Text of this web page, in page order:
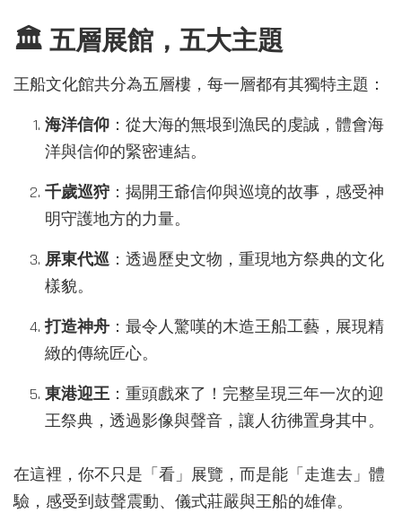
🏛 五層展館，五大主題
王船文化館共分為五層樓，每一層都有其獨特主題：
海洋信仰 ：從大海的無垠到漁民的虔誠，體會海
洋與信仰的緊密連結。
千歲巡狩 ：揭開王爺信仰與巡境的故事，感受神
明守護地方的力量。
屏東代巡 ：透過歷史文物，重現地方祭典的文化
樣貌。
打造神舟 ：最令人驚嘆的木造王船工藝，展現精
緻的傳統匠心。
東港迎王 ：重頭戲來了！完整呈現三年一次的迎
王祭典，透過影像與聲音，讓人彷彿置身其中。
在這裡，你不只是「看」展覽，而是能「走進去」體
驗，感受到鼓聲震動、儀式莊嚴與王船的雄偉。